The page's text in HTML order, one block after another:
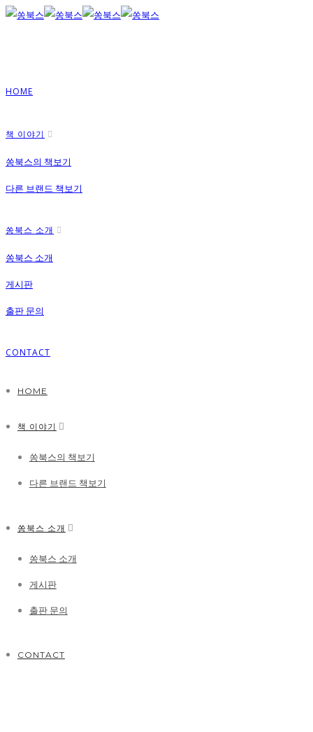
HOME
책 이야기
쏭북스의 책보기
다른 브랜드 책보기
쏭북스 소개
쏭북스 소개
게시판
출판 문의
CONTACT
HOME
책 이야기
쏭북스의 책보기
다른 브랜드 책보기
쏭북스 소개
쏭북스 소개
게시판
출판 문의
CONTACT